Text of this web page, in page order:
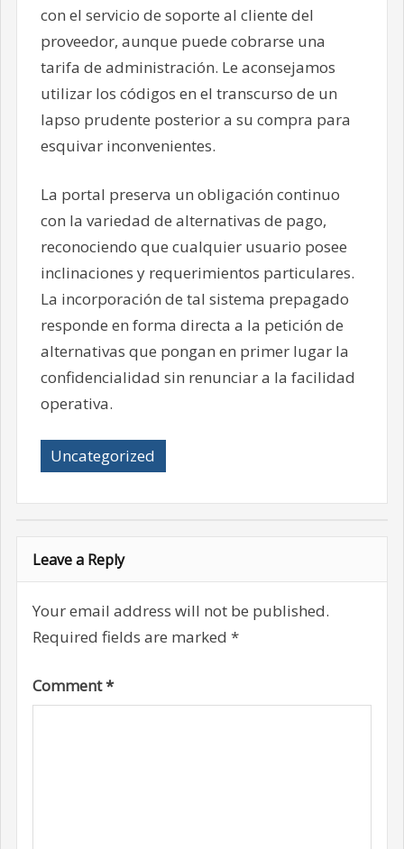
con el servicio de soporte al cliente del
proveedor, aunque puede cobrarse una
tarifa de administración. Le aconsejamos
utilizar los códigos en el transcurso de un
lapso prudente posterior a su compra para
esquivar inconvenientes.
La portal preserva un obligación continuo
con la variedad de alternativas de pago,
reconociendo que cualquier usuario posee
inclinaciones y requerimientos particulares.
La incorporación de tal sistema prepagado
responde en forma directa a la petición de
alternativas que pongan en primer lugar la
confidencialidad sin renunciar a la facilidad
operativa.
Uncategorized
Leave a Reply
Your email address will not be published.
Required fields are marked *
Comment*